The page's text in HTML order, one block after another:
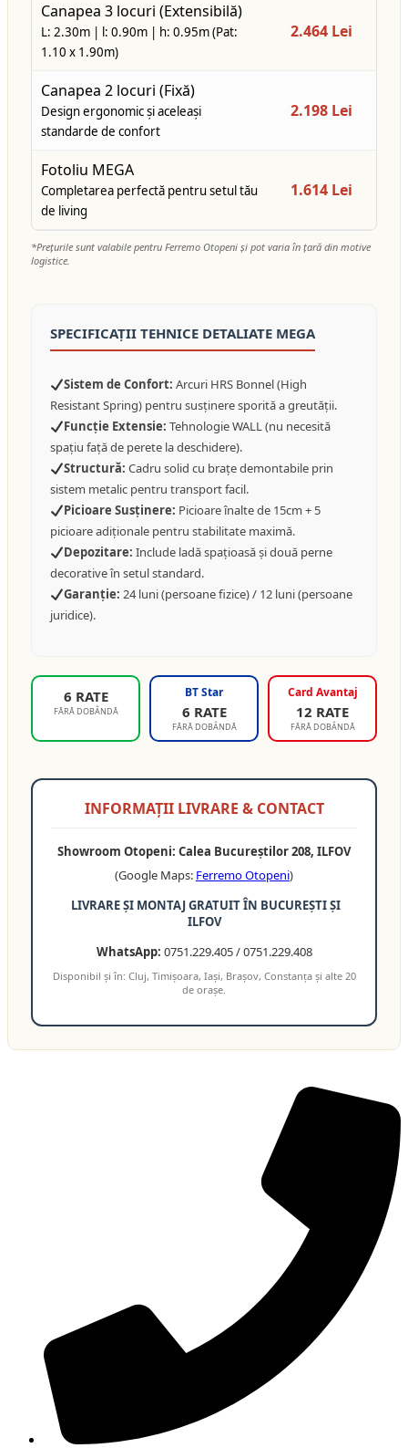
Canapea 3 locuri (Extensibilă)
L: 2.30m | l: 0.90m | h: 0.95m (Pat:
1.10 x 1.90m)
2.464 Lei
Canapea 2 locuri (Fixă)
Design ergonomic și aceleași
standarde de confort
2.198 Lei
Fotoliu MEGA
Completarea perfectă pentru setul tău
de living
1.614 Lei
*Prețurile sunt valabile pentru Ferremo Otopeni și pot varia în țară din motive
logistice.
SPECIFICAȚII TEHNICE DETALIATE MEGA
Sistem de Confort: Arcuri HRS Bonnel (High
Resistant Spring) pentru susținere sporită a greutății.
Funcție Extensie: Tehnologie WALL (nu necesită
spațiu față de perete la deschidere).
Structură: Cadru solid cu brațe demontabile prin
sistem metalic pentru transport facil.
Picioare Susținere: Picioare înalte de 15cm + 5
picioare adiționale pentru stabilitate maximă.
Depozitare: Include ladă spațioasă și două perne
decorative în setul standard.
Garanție: 24 luni (persoane fizice) / 12 luni (persoane
juridice).
6 RATE
FĂRĂ DOBÂNDĂ
BT Star
6 RATE
FĂRĂ DOBÂNDĂ
Card Avantaj
12 RATE
FĂRĂ DOBÂNDĂ
INFORMAȚII LIVRARE & CONTACT
Showroom Otopeni: Calea Bucureștilor 208, ILFOV
(Google Maps: Ferremo Otopeni)
LIVRARE ȘI MONTAJ GRATUIT ÎN BUCUREȘTI ȘI
ILFOV
WhatsApp: 0751.229.405 / 0751.229.408
Disponibil și în: Cluj, Timișoara, Iași, Brașov, Constanța și alte 20
de orașe.